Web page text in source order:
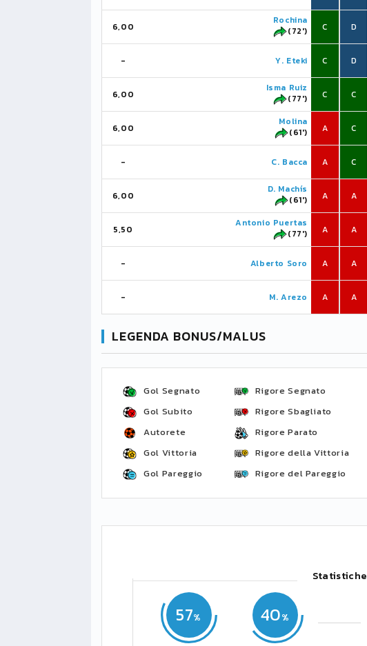
6,00
Rochina
(72')
C
- Y. Eteki C
6,00
Isma Ruiz
(77')
C
6,00
Molina
(61')
A
- C. Bacca A
6,00
D. Machís
(61')
A
5,50
Antonio Puertas
(77')
A
- Alberto Soro A
- M. Arezo A
D
D
C
C
C
A
A
A
A
LEGENDA BONUS/MALUS
Gol Segnato
Gol Subito
Autorete
Gol Vittoria
Gol Pareggio
Rigore Segnato
Rigore Sbagliato
Rigore Parato
Rigore della Vittoria
Rigore del Pareggio
Statistiche
57 40